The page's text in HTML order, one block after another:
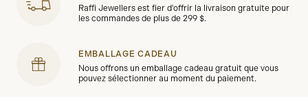
Raffi Jewellers est fier d'offrir la livraison gratuite pour
les commandes de plus de 299 $.
EMBALLAGE CADEAU
Nous offrons un emballage cadeau gratuit que vous
pouvez sélectionner au moment du paiement.